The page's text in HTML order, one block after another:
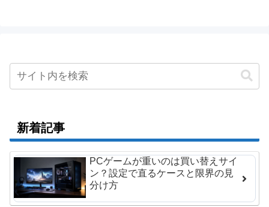
新着記事
PCゲームが重いのは買い替えサイ
ン？設定で直るケースと限界の見
分け方